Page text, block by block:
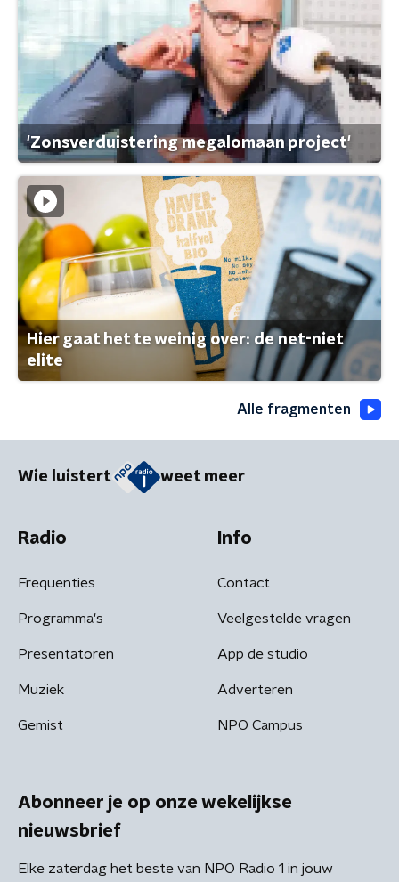
'Zonsverduistering megalomaan project'
Hier gaat het te weinig over: de net-niet
elite
Alle fragmenten
Wie luistert weet meer
Radio
Frequenties
Programma's
Presentatoren
Muziek
Gemist
Info
Contact
Veelgestelde vragen
App de studio
Adverteren
NPO Campus
Abonneer je op onze wekelijkse
nieuwsbrief
Elke zaterdag het beste van NPO Radio 1 in jouw